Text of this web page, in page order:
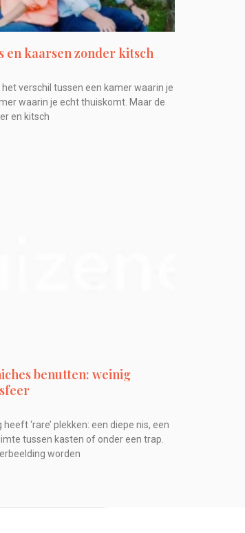
en kaarsen zonder kitsch
verschil tussen een kamer waarin je
waarin je echt thuiskomt. Maar de
en kitsch
benutten: weinig
‘rare’ plekken: een diepe nis, een
tussen kasten of onder een trap.
worden